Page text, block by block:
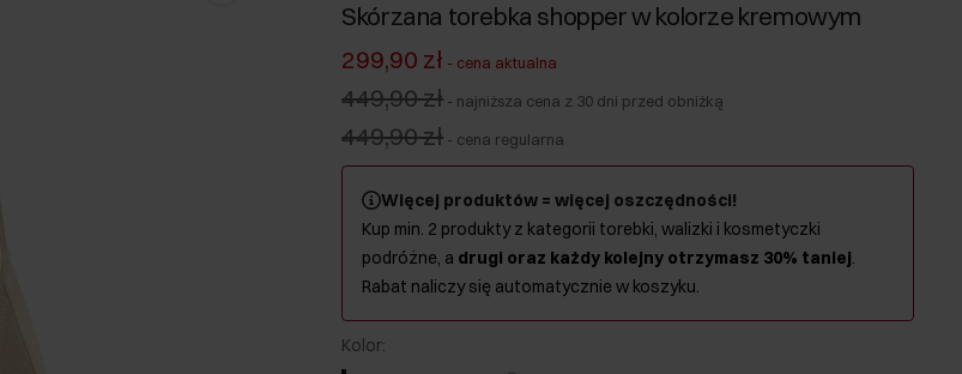
Skórzana torebka shopper w kolorze kremowym
299,90 zł - cena aktualna
449,90 zł - najniższa cena z 30 dni przed obniżką
449,90 zł - cena regularna
Więcej produktów = więcej oszczędności!
Kup min. 2 produkty z kategorii torebki, walizki i kosmetyczki
podróżne, a drugi oraz każdy kolejny otrzymasz 30% taniej.
Rabat naliczy się automatycznie w koszyku.
Kolor: